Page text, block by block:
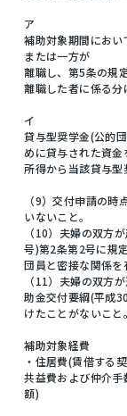
ア
補助対象期間にお
または一方が
離職し、第5条の規
離職した者に係る分
イ
貸与型奨学金(公的
めに貸与された資
所得から当該貸与
（9）交付申請の
いないこと。
（10）夫婦の双方
号)第2条第2号に規
団員と密接な関係を
（11）夫婦の双方
助金交付要綱(平成
けたことがないこと。
補助対象経費
・住居費(賃借する
共益費および仲介
額)